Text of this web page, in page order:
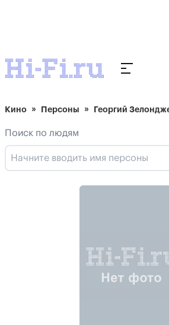
Кино Персоны Георгий
Поиск по людям